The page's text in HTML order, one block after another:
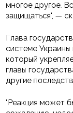
многое другое.
защищаться", —
Глава
системе Украины
который
главы
другие
"Реакция может